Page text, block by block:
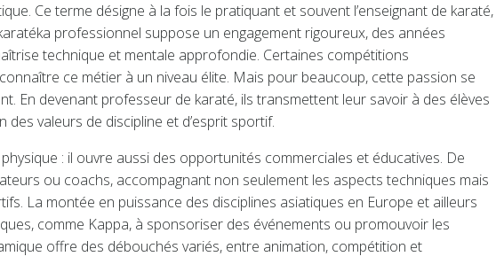
Ce terme désigne à la fois le pratiquant et souvent l’enseignant de karaté,
professionnel suppose un engagement rigoureux, des années
technique et mentale approfondie. Certaines compétitions
ce métier à un niveau élite. Mais pour beaucoup, cette passion se
En devenant professeur de karaté, ils transmettent leur savoir à des élèves
valeurs de discipline et d’esprit sportif.
: il ouvre aussi des opportunités commerciales et éducatives. De
ou coachs, accompagnant non seulement les aspects techniques mais
La montée en puissance des disciplines asiatiques en Europe et ailleurs
comme Kappa, à sponsoriser des événements ou promouvoir les
offre des débouchés variés, entre animation, compétition et